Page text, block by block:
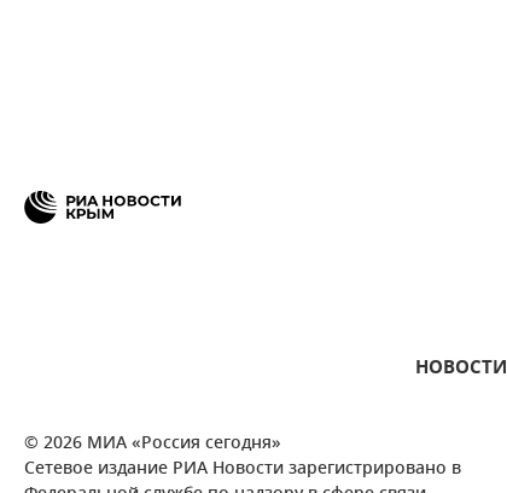
НОВОСТИ
© 2026 МИА «Россия сегодня»
Сетевое издание РИА Новости зарегистрировано в